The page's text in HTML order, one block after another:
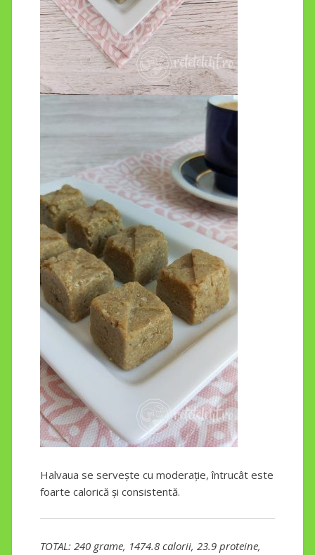
Halvaua se servește cu moderație, întrucât este
foarte calorică și consistentă.
TOTAL: 240 grame, 1474.8 calorii, 23.9 proteine,